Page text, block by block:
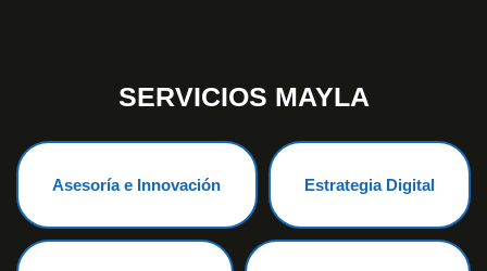
SERVICIOS MAYLA
Asesoría e Innovación Estrategia Digital